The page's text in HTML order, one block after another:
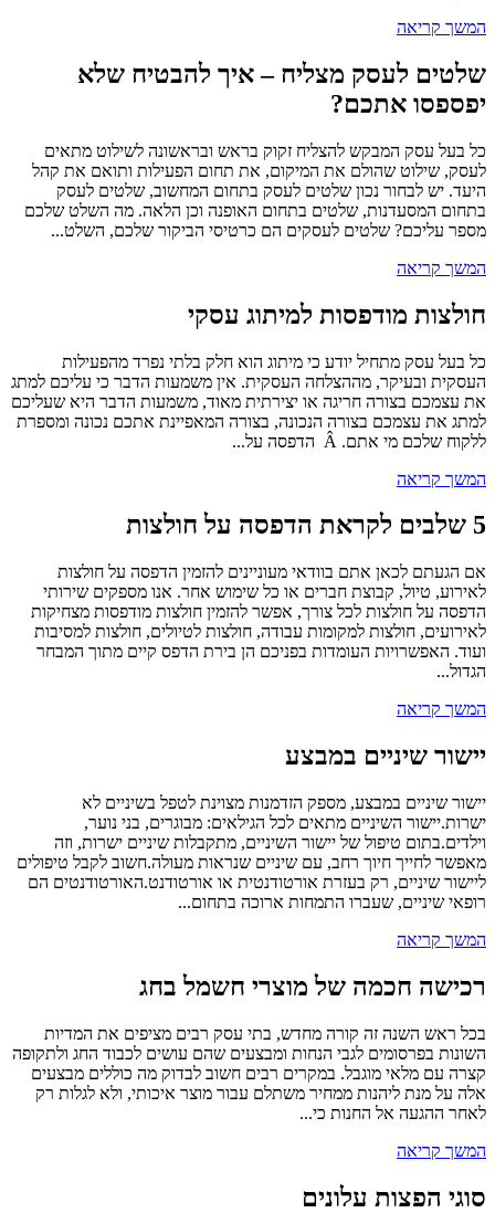
המשך קריאה
שלטים לעסק מצליח – איך להבטיח שלא
יפספסו אתכם?
כל בעל עסק המבקש להצליח זקוק בראש ובראשונה לשילוט מתאים
לעסק, שילוט שהולם את המיקום, את תחום הפעילות ותואם את קהל
היעד. יש לבחור נכון שלטים לעסק בתחום המחשוב, שלטים לעסק
בתחום המסעדנות, שלטים בתחום האופנה וכן הלאה. מה השלט שלכם
מספר עליכם? שלטים לעסקים הם כרטיסי הביקור שלכם, השלט...
המשך קריאה
חולצות מודפסות למיתוג עסקי
כל בעל עסק מתחיל יודע כי מיתוג הוא חלק בלתי נפרד מהפעילות
העסקית ובעיקר, מההצלחה העסקית. אין משמעות הדבר כי עליכם למתג
את עצמכם בצורה חריגה או יצירתית מאוד, משמעות הדבר היא שעליכם
למתג את עצמכם בצורה הנכונה, בצורה המאפיינת אתכם נכונה ומספרת
ללקוח שלכם מי אתם. Â הדפסה על...
המשך קריאה
5 שלבים לקראת הדפסה על חולצות
אם הגעתם לכאן אתם בוודאי מעוניינים להזמין הדפסה על חולצות
לאירוע, טיול, קבוצת חברים או כל שימוש אחר. אנו מספקים שירותי
הדפסה על חולצות לכל צורך, אפשר להזמין חולצות מודפסות מצחיקות
לאירועים, חולצות למקומות עבודה, חולצות לטיולים, חולצות למסיבות
ועוד. האפשרויות העומדות בפניכם הן בירת הדפס קיים מתוך המבחר
הגדול...
המשך קריאה
יישור שיניים במבצע
יישור שיניים במבצע, מספק הזדמנות מצוינת לטפל בשיניים לא
ישרות.יישור השיניים מתאים לכל הגילאים: מבוגרים, בני נוער,
וילדים.בתום טיפול של יישור השיניים, מתקבלות שיניים ישרות, וזה
מאפשר לחייך חיוך רחב, עם שיניים שנראות מעולה.חשוב לקבל טיפולים
ליישור שיניים, רק בעזרת אורטודנטית או אורטודנט.האורטודנטים הם
רופאי שיניים, שעברו התמחות ארוכה בתחום...
המשך קריאה
רכישה חכמה של מוצרי חשמל בחג
בכל ראש השנה זה קורה מחדש, בתי עסק רבים מציפים את המדיות
השונות בפרסומים לגבי הנחות ומבצעים שהם עושים לכבוד החג ולתקופה
קצרה עם מלאי מוגבל. במקרים רבים חשוב לבדוק מה כוללים מבצעים
אלה על מנת ליהנות ממחיר משתלם עבור מוצר איכותי, ולא לגלות רק
לאחר ההגעה אל החנות כי...
המשך קריאה
סוגי הפצות עלונים